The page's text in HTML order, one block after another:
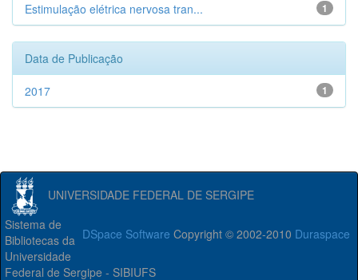
1
Estimulação elétrica nervosa tran...
Data de Publicação
1
2017
UNIVERSIDADE FEDERAL DE SERGIPE
DSpace Software Copyright © 2002-2010 Duraspace
Sistema de
Bibliotecas da
Universidade
Federal de Sergipe - SIBIUFS